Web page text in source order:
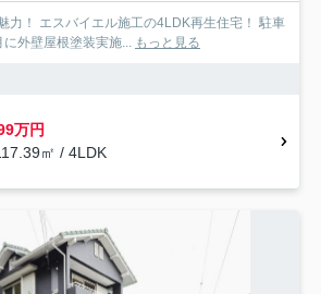
力！ エスバイエル施工の4LDK再生住宅！ 駐車
外壁屋根塗装実施... もっと見る
万円
㎡ / 4LDK